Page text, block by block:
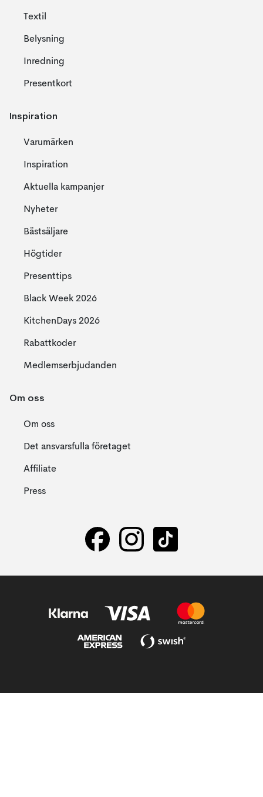
Textil
Belysning
Inredning
Presentkort
Inspiration
Varumärken
Inspiration
Aktuella kampanjer
Nyheter
Bästsäljare
Högtider
Presenttips
Black Week 2026
KitchenDays 2026
Rabattkoder
Medlemserbjudanden
Om oss
Om oss
Det ansvarsfulla företaget
Affiliate
Press